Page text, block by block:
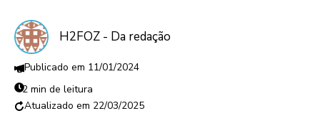
H2FOZ - Da redação
11/01/2024
2 min de leitura
22/03/2025